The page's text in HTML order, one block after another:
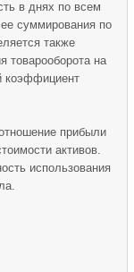
в днях по всем
суммирования по
также
товарооборота на
коэффициент
прибыли
активов.
использования